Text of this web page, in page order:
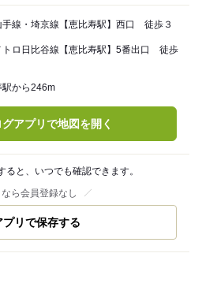
手線・埼京線【恵比寿駅】西口 徒歩３
トロ日比谷線【恵比寿駅】5番出口 徒歩
駅から246m
アプリで地図を開く
ると、いつでも確認できます。
ら会員登録なし
プリで保存する